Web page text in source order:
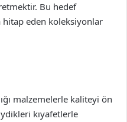
Bu hedef
eden koleksiyonlar
malzemelerle kaliteyi ön
kıyafetlerle